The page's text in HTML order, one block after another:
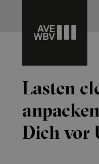
Lasten
Dich vor